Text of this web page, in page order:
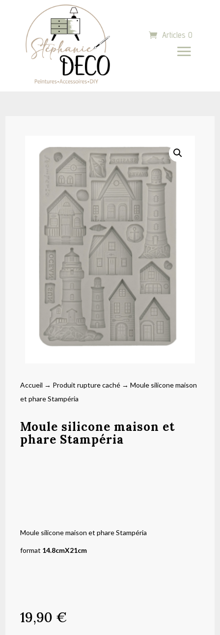
Articles 0
Accueil → Produit rupture caché → Moule silicone maison
et phare Stampéria
Moule silicone maison et
phare Stampéria
Moule silicone maison et phare Stampéria
format 14.8cmX21cm
19,90 €